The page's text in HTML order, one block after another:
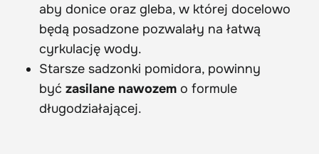
aby donice oraz gleba, w której docelowo
będą posadzone pozwalały na łatwą
cyrkulację wody.
Starsze sadzonki pomidora, powinny
być zasilane nawozem o formule
długodziałającej.